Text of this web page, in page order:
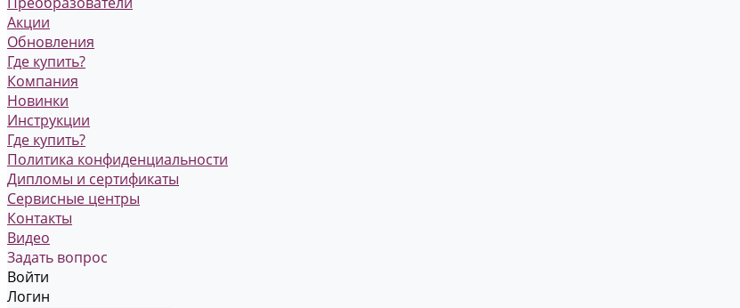
Акции
Обновления
Где купить?
Компания
Новинки
Инструкции
Где купить?
Политика конфиденциальности
Дипломы и сертификаты
Сервисные центры
Контакты
Видео
Задать вопрос
Войти
Логин